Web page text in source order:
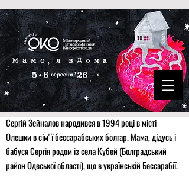
Сергій Зейналов народився в 1994 році в місті
Олешки в сімʼї бессарабських болгар. Мама, дідусь і
бабуся Сергія родом із села Кубей (Болградський
район Одеської області), що в українській Бессарабії.